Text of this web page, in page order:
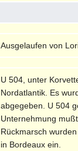
Ausgelaufen von
U 504, unter
Nordatlantik. Es
abgegeben. U 504
Unternehmung
Rückmarsch
in Bordeaux ein.